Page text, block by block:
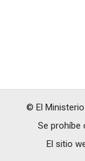
El sitio
Se prohíbe
© El